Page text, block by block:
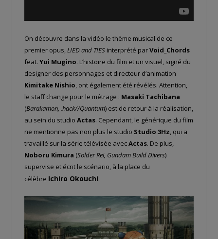
On découvre dans la vidéo le thème musical de ce
premier opus,LIED and TIES interprété parVoid_Chords
feat. Yui Mugino. L’histoire du film et un visuel, signé du
designer des personnages et directeur d’animation
Kimitake Nishio, ont également été révélés. Attention,
le staff change pour le métrage : Masaki Tachibana
(Barakamon, .hack//Quantum) est de retour à la réalisation,
au sein du studio Actas. Cependant, le générique du film
ne mentionne pas non plus le studio Studio 3Hz, qui a
travaillé sur la série télévisée avecActas. De plus,
Noboru Kimura (Solder Rei, Gundam Build Divers)
supervise et écrit le scénario, à la place du
célèbre Ichiro Okouchi.